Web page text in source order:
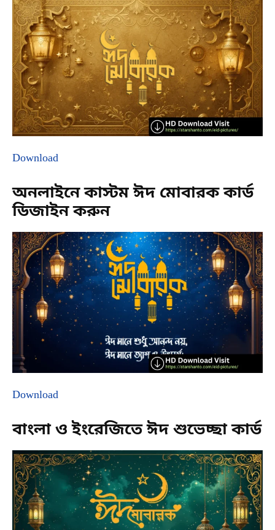
Download
অনলাইনে কাস্টম ঈদ মোবারক কার্ড
ডিজাইন করুন
Download
বাংলা ও ইংরেজিতে ঈদ শুভেচ্ছা কার্ড